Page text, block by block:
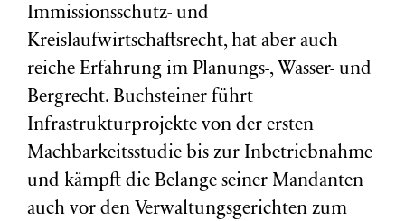
Immissionsschutz- und
Kreislaufwirtschaftsrecht, hat aber auch
reiche Erfahrung im Planungs-, Wasser- und
Bergrecht. Buchsteiner führt
Infrastrukturprojekte von der ersten
Machbarkeitsstudie bis zur Inbetriebnahme
und kämpft die Belange seiner Mandanten
auch vor den Verwaltungsgerichten zum